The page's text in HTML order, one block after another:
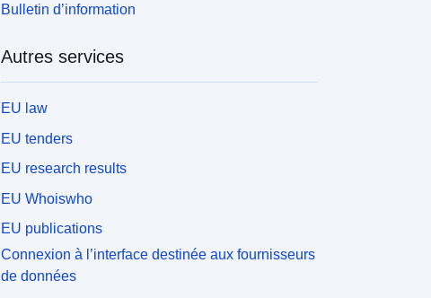
Bulletin d’information
Autres services
EU law
EU tenders
EU research results
EU Whoiswho
EU publications
Connexion à l’interface destinée aux fournisseurs
de données